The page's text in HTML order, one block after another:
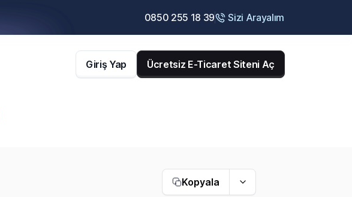
0850 255 18 39 Sizi Arayalım
Giriş Yap Ücretsiz E-Ticaret Siteni Aç
Kopyala